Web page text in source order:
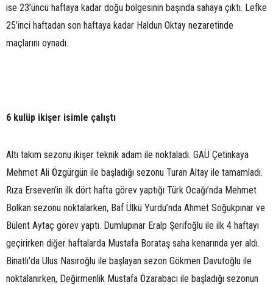
ise 23’üncü haftaya kadar doğu bölgesinin başında sahaya çıktı. Lefke
25’inci haftadan son haftaya kadar Haldun Oktay nezaretinde
maçlarını oynadı.
6 kulüp ikişer isimle çalıştı
Altı takım sezonu ikişer teknik adam ile noktaladı. GAÜ Çetinkaya
Mehmet Ali Özgürgün ile başladığı sezonu Turan Altay ile tamamladı.
Rıza Erseven’in ilk dört hafta görev yaptığı Türk Ocağı’nda Mehmet
Bolkan sezonu noktalarken, Baf Ülkü Yurdu’nda Ahmet Soğukpınar ve
Bülent Aytaç görev yaptı. Dumlupınar Eralp Şerifoğlu ile ilk 4 haftayı
geçirirken diğer haftalarda Mustafa Borataş saha kenarında yer aldı.
Binatlı’da Ulus Nasıroğlu ile başlayan sezon Gökmen Davutoğlu ile
noktalanırken, Değirmenlik Mustafa Özarabacı ile başladığı sezonun